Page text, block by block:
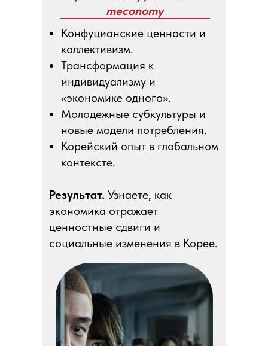
meconomy
Конфуцианские ценности и
коллективизм.
Трансформация к
индивидуализму и
«экономике одного».
Молодежные субкультуры и
новые модели потребления.
Корейский опыт в глобальном
контексте.
Результат. Узнаете, как
экономика отражает
ценностные сдвиги и
социальные изменения в Корее.